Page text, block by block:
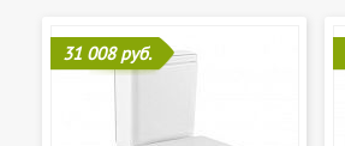
31 008 руб.